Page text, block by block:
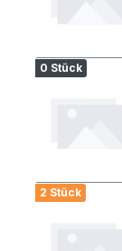
0 Stück
2 Stück